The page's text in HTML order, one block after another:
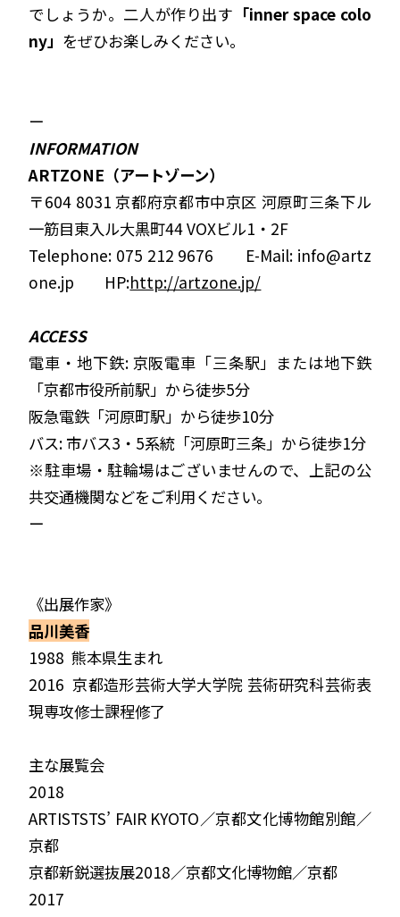
でしょうか。二人が作り出す 「inner space colo
ny」 をぜひお楽しみください。
ー
INFORMATION
ARTZONE（アートゾーン）
〒604 8031京都府京都市中京区 河原町三条下ル
一筋目東入ル大黒町44 VOXビル1 ・ 2F
Telephone: 075 212 9676 E-Mail: info@artz
one.jp HP:http://artzone.jp/
ACCESS
電車・地下鉄: 京阪電車「三条駅」または地下鉄
「京都市役所前駅」から徒歩5分
阪急電鉄「河原町駅」から徒歩10分
バス: 市バス3 ・ 5系統「河原町三条」から徒歩1分
※駐車場・駐輪場はございませんので、上記の公
共交通機関などをご利用ください。
ー
《出展作家》
品川美香
1988熊本県生まれ
2016京都造形芸術大学大学院 芸術研究科芸術表
現専攻修士課程修了
主な展覧会
2018
ARTISTSTS’ FAIR KYOTO／京都文化博物館別館／
京都
京都新鋭選抜展2018／京都文化博物館／京都
2017